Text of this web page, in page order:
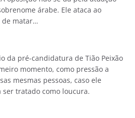
árabe. Ele ataca ao
de matar…
da pré-candidatura de Tião Peixão
momento, como pressão a
mesmas pessoas, caso ele
ser tratado como loucura.